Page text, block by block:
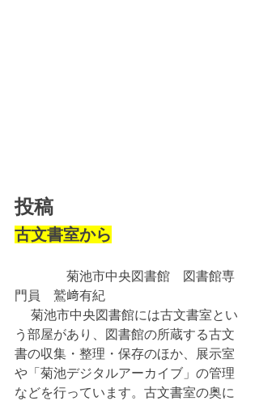
投稿
古文書室から
菊池市中央図書館　図書館専
門員　鷲﨑有紀
う部屋があり、図書館の所蔵する古文
書の収集・整理・保存のほか、展示室
や「菊池デジタルアーカイブ」の管理
などを行っています。古文書室の奥に